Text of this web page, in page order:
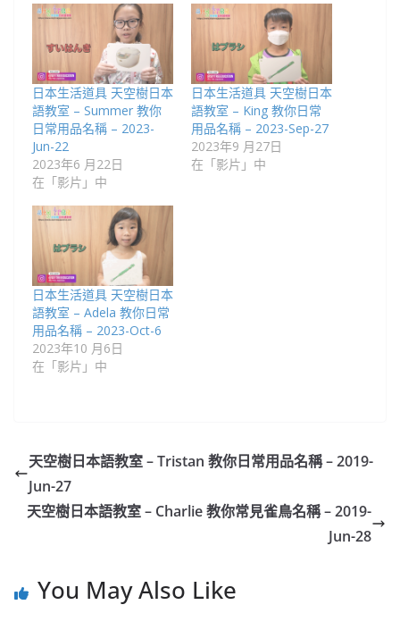
日本生活道具 天空樹日本
語教室 – Summer 教你
日常用品名稱 – 2023-
Jun-22
2023年6 月22日
在「影片」中
日本生活道具 天空樹日本
語教室 – King 教你日常
用品名稱 – 2023-Sep-27
2023年9 月27日
在「影片」中
日本生活道具 天空樹日本
語教室 – Adela 教你日常
用品名稱 – 2023-Oct-6
2023年10 月6日
在「影片」中
天空樹日本語教室 – Tristan​ 教你日常用品名稱 – 2019-
Jun-27
天空樹日本語教室 – Charlie 教你常見雀鳥名稱 – 2019-
Jun-28
You May Also Like